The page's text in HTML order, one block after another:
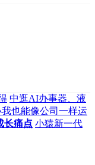
中逛AI办事器、液
也能像公司一样运
长痛点 小猿新一代